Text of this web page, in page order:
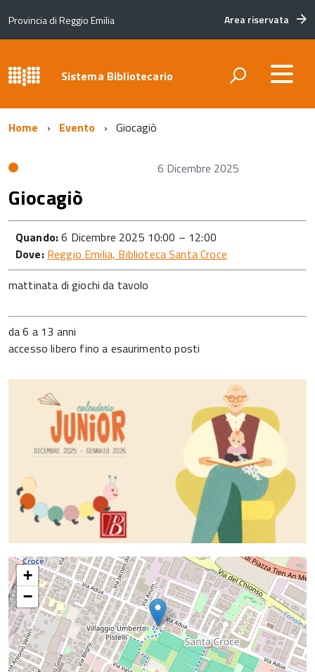
Provincia di Reggio Emilia Area riservata
Sistema Bibliotecario
Home Evento Giocagiò
6 Dicembre 2025
Giocagiò
Quando:6 Dicembre 2025 10:00 – 12:00
Dove: Reggio Emilia, Biblioteca Santa Croce
mattinata di giochi da tavolo
da 6 a 13 anni
accesso libero fino a esaurimento posti
+
−